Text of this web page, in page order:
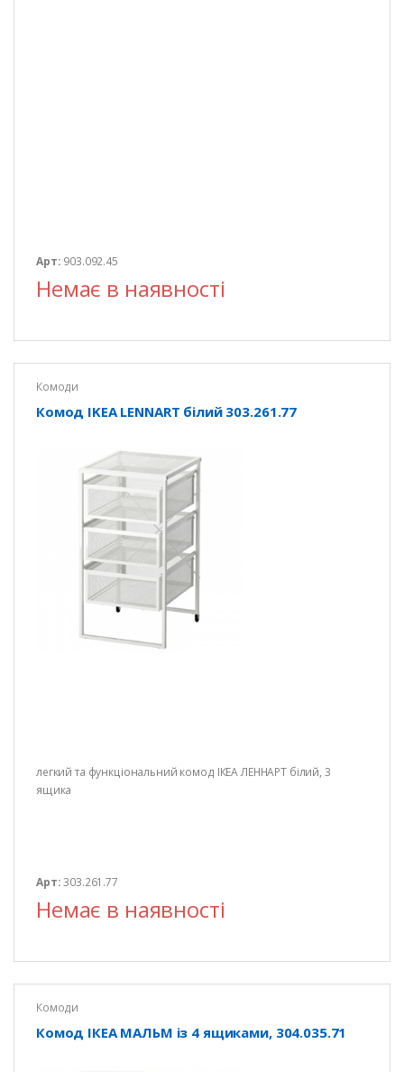
Арт: 903.092.45
Немає в наявності
Комоди
Комод IKEA LENNART білий 303.261.77
легкий та функціональний комод ІКЕА ЛЕННАРТ білий, 3
ящика
Арт:303.261.77
Немає в наявності
Комоди
Комод ІКЕА МАЛЬМ із 4 ящиками, 304.035.71